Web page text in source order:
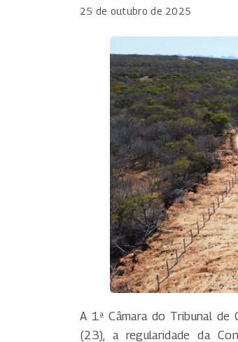
25 de outubro de 2025
A 1ª Câmara do Tribunal de
(23), a regularidade da